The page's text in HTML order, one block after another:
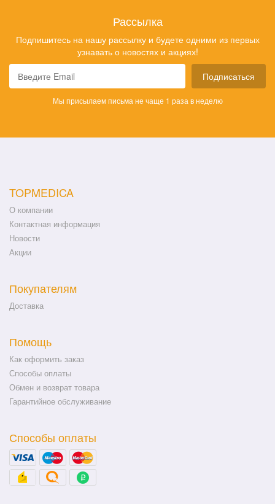
Рассылка
Подпишитесь на нашу рассылку и будете одними из первых
узнавать о новостях и акциях!
Подписаться
Мы присылаем письма не чаще 1 раза в неделю
TOPMEDICA
О компании
Контактная информация
Новости
Акции
Покупателям
Доставка
Помощь
Как оформить заказ
Способы оплаты
Обмен и возврат товара
Гарантийное обслуживание
Способы оплаты